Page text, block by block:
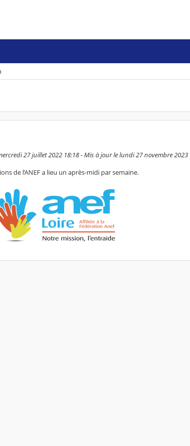
27 juillet 2022 18:18 - Mis à jour le lundi 27 novembre 2023
de l’ANEF a lieu un après-midi par semaine.